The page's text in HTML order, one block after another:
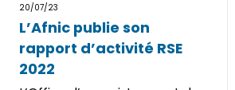
20/07/23
L’Afnic publie son
rapport d’activité RSE
2022